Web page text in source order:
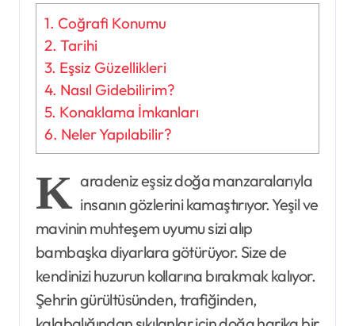
1. Coğrafi Konumu
2. Tarihi
3. Eşsiz Güzellikleri
4. Nasıl Gidebilirim?
5. Konaklama İmkanları
6. Neler Yapılabilir?
K aradeniz eşsiz doğa manzaralarıyla
insanın gözlerini kamaştırıyor. Yeşil ve
mavinin muhteşem uyumu sizi alıp
bambaşka diyarlara götürüyor. Size de
kendinizi huzurun kollarına bırakmak kalıyor.
Şehrin gürültüsünden, trafiğinden,